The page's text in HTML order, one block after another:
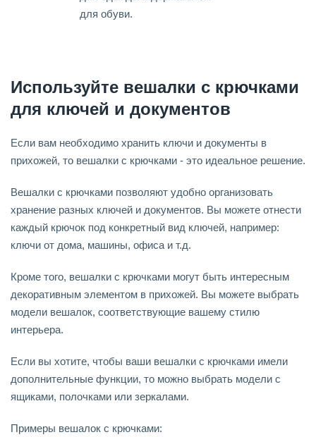
для обуви.
Используйте вешалки с крючками
для ключей и документов
Если вам необходимо хранить ключи и документы в
прихожей, то вешалки с крючками - это идеальное решение.
Вешалки с крючками позволяют удобно организовать
хранение разных ключей и документов. Вы можете отнести
каждый крючок под конкретный вид ключей, например:
ключи от дома, машины, офиса и т.д.
Кроме того, вешалки с крючками могут быть интересным
декоративным элементом в прихожей. Вы можете выбрать
модели вешалок, соответствующие вашему стилю
интерьера.
Если вы хотите, чтобы ваши вешалки с крючками имели
дополнительные функции, то можно выбрать модели с
ящиками, полочками или зеркалами.
Примеры вешалок с крючками: